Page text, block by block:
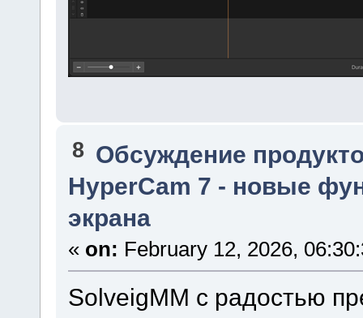
8 Обсуждение
HyperCam 7 - новые
экрана
« on: February 12, 2026,
SolveigMM с радостью